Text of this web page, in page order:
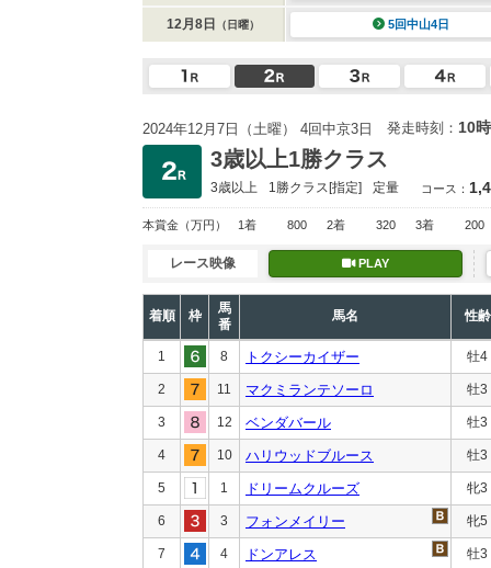
12月8日 （日曜） 5回中山4日
2024年12月7日（土曜） 4回中京3日 発走時刻： 10
3歳以上1勝クラス
3歳以上 1勝クラス[指定] 定量 コース：
本賞金 （万円） 1着 800 2着 320 3着 200
レース映像 PLAY
着順 枠
馬
番
馬名 性齢
1 8 トクシーカイザー 牡4
2 11 マクミランテソーロ 牡3
3 12 ベンダバール 牡3
4 10 ハリウッドブルース 牡3
5 1 ドリームクルーズ 牝3
6 3 フォンメイリー 牝5
7 4 ドンアレス 牡3